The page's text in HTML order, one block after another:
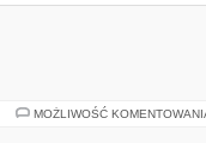
MOŻLIWOŚĆ